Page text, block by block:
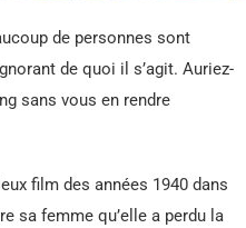
de personnes sont
de quoi il s’agit. Auriez-
sans vous en rendre
film des années 1940 dans
sa femme qu’elle a perdu la